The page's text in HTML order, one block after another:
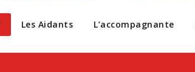
Les Aidants L’accompagnante